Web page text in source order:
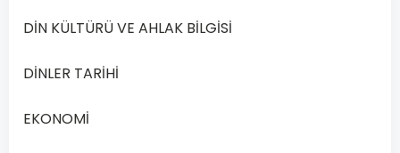
Lisesi
İngilizce
dersi,
DİN KÜLTÜRÜ VE AHLAK BİLGİSİ
DİNLER TARİHİ
EKONOMİ